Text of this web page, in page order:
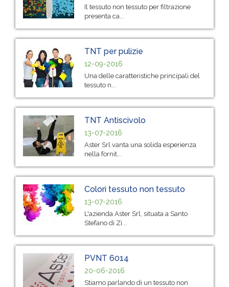
Il tessuto non tessuto per filtrazione
presenta ca...
TNT per pulizie
12-09-2016
Una delle caratteristiche principali del
tessuto n...
TNT Antiscivolo
13-07-2016
Aster Srl vanta una solida esperienza
nella fornit...
Colori tessuto non tessuto
13-07-2016
L'azienda Aster Srl, situata a Santo
Stefano di Zi...
PVNT 6014
20-06-2016
Stiamo parlando di un tessuto non